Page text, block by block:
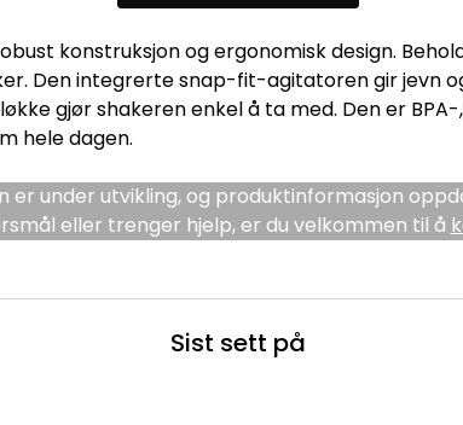
konstruksjon og ergonomisk design.
Den integrerte snap-fit-agitatoren gir jevn
gjør shakeren enkel å ta med. Den er
hele dagen.
er under utvikling, og produktinformasjon
eller trenger hjelp, er du velkommen til å
Sist sett på